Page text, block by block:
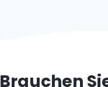
Brauchen